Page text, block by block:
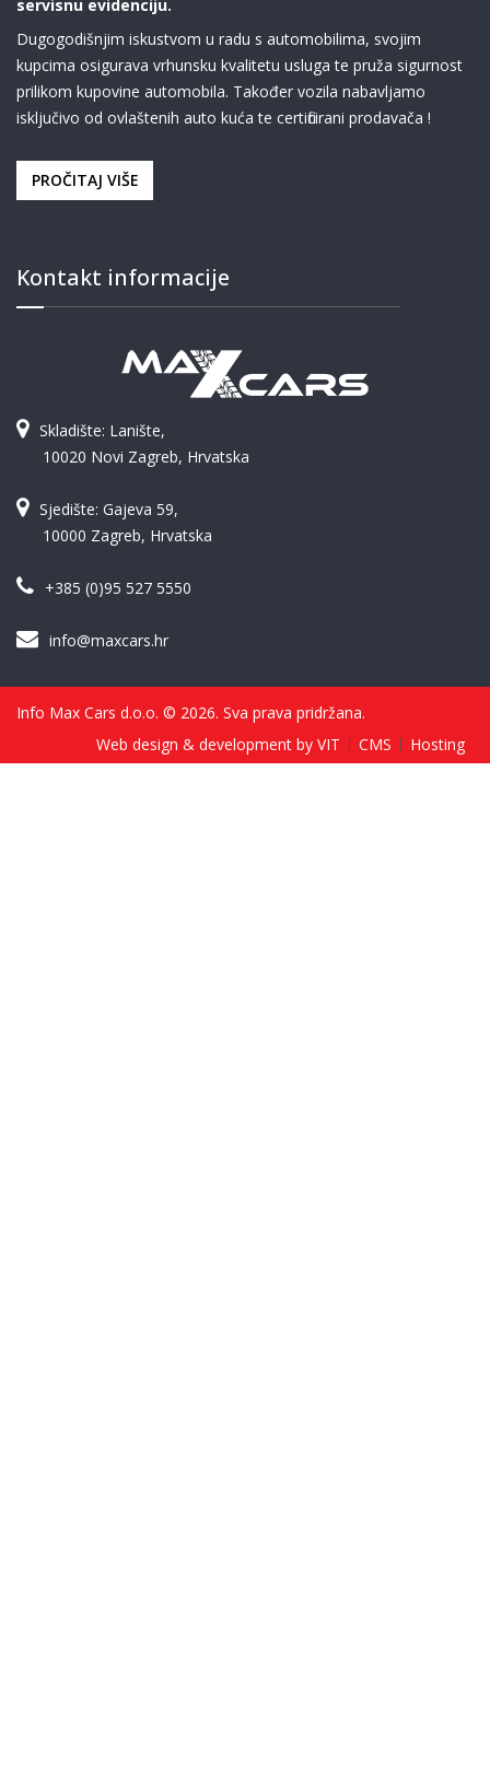
servisnu evidenciju.
Dugogodišnjim iskustvom u radu s automobilima, svojim
kupcima osigurava vrhunsku kvalitetu usluga te pruža sigurnost
prilikom kupovine automobila. Također vozila nabavljamo
isključivo od ovlaštenih auto kuća te certificirani prodavača !
PROČITAJ VIŠE
Kontakt informacije
Skladište: Lanište,
10020 Novi Zagreb, Hrvatska
Sjedište: Gajeva 59,
10000 Zagreb, Hrvatska
+385 (0)95 527 5550
info@maxcars.hr
Info Max Cars d.o.o. © 2026. Sva prava pridržana.
Web design & development by VIT
CMS Hosting